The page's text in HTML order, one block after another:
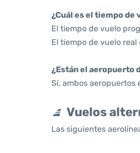
¿Cuál es el tiempo de
El tiempo de vuelo
El tiempo de vuelo
¿Están el aeropuerto
Sí, ambos aeropuertos
Vuelos
Las siguientes